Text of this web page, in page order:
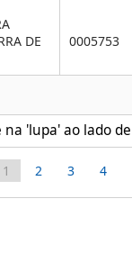
'lupa' ao lado
DE
0005753
1 2 3 4